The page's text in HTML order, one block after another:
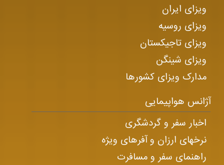
ویزای ایران
ویزای روسیه
ویزای تاجیکستان
ویزای شینگن
مدارک ویزای کشورها
آژانس هواپیمایی
اخبار سفر و گردشگری
نرخهای ارزان و آفرهای ویژه
راهنمای سفر و مسافرت